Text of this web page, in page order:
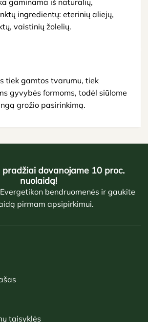
ingredientų: eterinių aliejų,
vaistinių žolelių.
tiek gamtos tvarumu, tiek
gyvybės formoms, todėl siūlome
grožio pasirinkimą.
dovanojame 10 proc.
nuolaidą!
bendruomenės ir gaukite
pirmam apsipirkimui.
taisyklės